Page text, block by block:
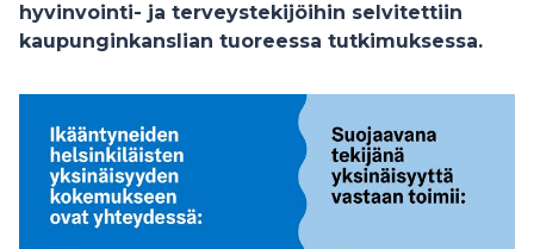
hyvinvointi- ja terveystekijöihin selvitettiin
kaupunginkanslian tuoreessa tutkimuksessa.